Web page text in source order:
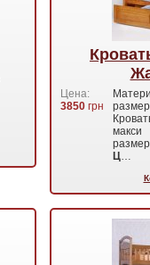
Цена:
3850 грн
макси
Ц…